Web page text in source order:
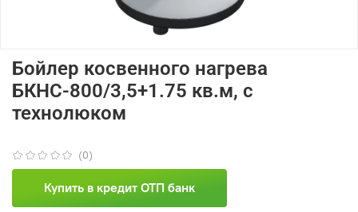
(0)
Бойлер косвенного нагрева
БКНС-800/3,5+1.75 кв.м, с
технолюком
Купить в кредит ОТП банк